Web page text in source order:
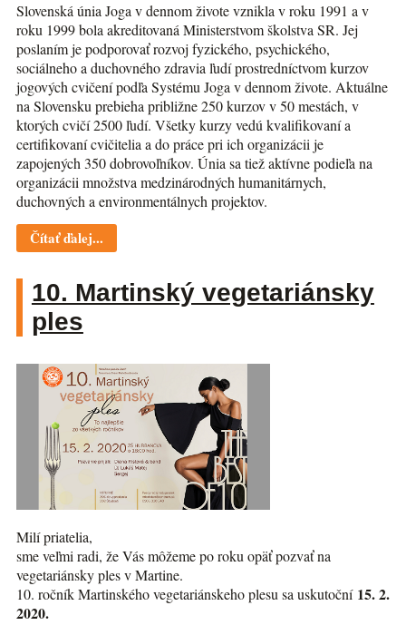
Slovenská únia Joga v dennom živote vznikla v roku 1991 a v
roku 1999 bola akreditovaná Ministerstvom školstva SR. Jej
poslaním je podporovať rozvoj fyzického, psychického,
sociálneho a duchovného zdravia ľudí prostredníctvom kurzov
jogových cvičení podľa Systému Joga v dennom živote. Aktuálne
na Slovensku prebieha približne 250 kurzov v 50 mestách, v
ktorých cvičí 2500 ľudí. Všetky kurzy vedú kvalifikovaní a
certifikovaní cvičitelia a do práce pri ich organizácii je
zapojených 350 dobrovoľníkov. Únia sa tiež aktívne podieľa na
organizácii množstva medzinárodných humanitárnych,
duchovných a environmentálnych projektov.
Čítať ďalej...
10. Martinský vegetariánsky
ples
Milí priatelia,
sme veľmi radi, že Vás môžeme po roku opäť pozvať na
vegetariánsky ples v Martine.
10. ročník Martinského vegetariánskeho plesu sa uskutoční 15. 2.
2020.